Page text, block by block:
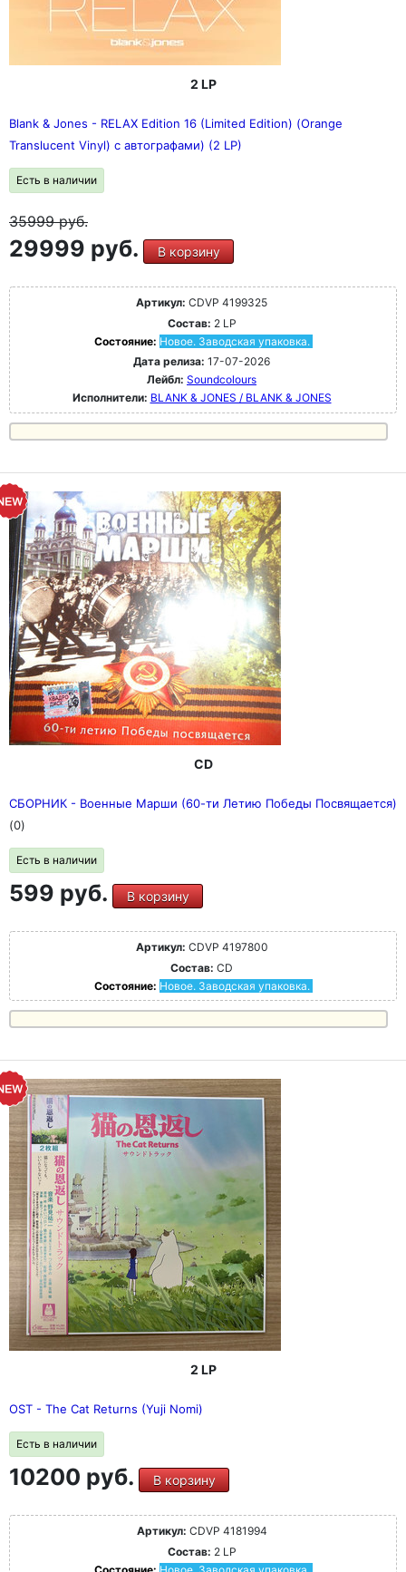
2 LP
Blank & Jones - RELAX Edition 16 (Limited Edition) (Orange
Translucent Vinyl) с автографами) (2 LP)
Есть в наличии
35999руб.
29999 руб. В корзину
Артикул: CDVP 4199325
Состав: 2 LP
Состояние: Новое. Заводская упаковка.
Дата релиза: 17-07-2026
Лейбл: Soundcolours
Исполнители: BLANK & JONES / BLANK & JONES
CD
СБОРНИК - Военные Марши (60-ти Летию Победы Посвящается)
(0)
Есть в наличии
599 руб. В корзину
Артикул: CDVP 4197800
Состав: CD
Состояние: Новое. Заводская упаковка.
2 LP
OST - The Cat Returns (Yuji Nomi)
Есть в наличии
10200 руб. В корзину
Артикул: CDVP 4181994
Состав: 2 LP